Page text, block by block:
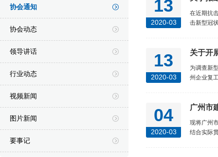
协会通知
协会动态
领导讲话
行业动态
视频新闻
图片新闻
要事记
13
2020-03
在近期抗
击新型冠
13
2020-03
关于开
为调查新
州企业复
04
2020-03
现将广州
结合实际